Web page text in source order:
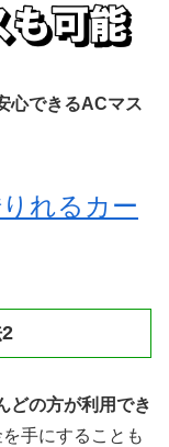
心できるACマス
れるカー
どの方が利用でき
手にすることも